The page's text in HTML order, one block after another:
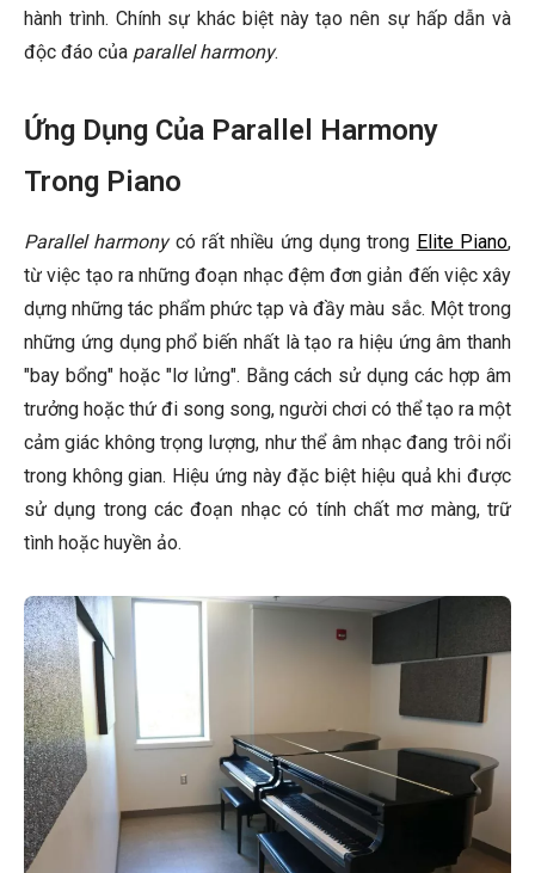
hành trình. Chính sự khác biệt này tạo nên sự hấp dẫn và
độc đáo của parallel harmony.
Ứng Dụng Của Parallel Harmony
Trong Piano
Parallel harmonycó rất nhiều ứng dụng trong Elite Piano,
từ việc tạo ra những đoạn nhạc đệm đơn giản đến việc xây
dựng những tác phẩm phức tạp và đầy màu sắc. Một trong
những ứng dụng phổ biến nhất là tạo ra hiệu ứng âm thanh
"bay bổng" hoặc "lơ lửng". Bằng cách sử dụng các hợp âm
trưởng hoặc thứ đi song song, người chơi có thể tạo ra một
cảm giác không trọng lượng, như thể âm nhạc đang trôi nổi
trong không gian. Hiệu ứng này đặc biệt hiệu quả khi được
sử dụng trong các đoạn nhạc có tính chất mơ màng, trữ
tình hoặc huyền ảo.